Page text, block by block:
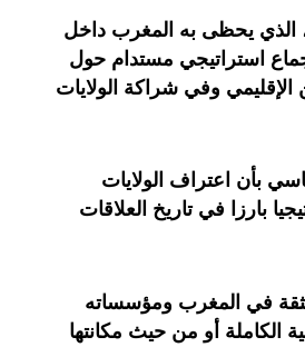
الذي يحظى به المغرب داخل
استراتيجي مستدام حول
الإقليمي وفي شراكة الولايات
بأن اعتراف الولايات
بارزا في تاريخ العلاقات
في المغرب ومؤسساته
الكاملة أو من حيث مكانتها